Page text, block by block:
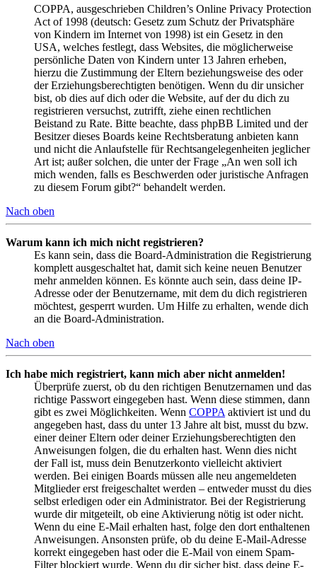
COPPA, ausgeschrieben Children’s Online Privacy Protection
Act of 1998 (deutsch: Gesetz zum Schutz der Privatsphäre
von Kindern im Internet von 1998) ist ein Gesetz in den
USA, welches festlegt, dass Websites, die möglicherweise
persönliche Daten von Kindern unter 13 Jahren erheben,
hierzu die Zustimmung der Eltern beziehungsweise des oder
der Erziehungsberechtigten benötigen. Wenn du dir unsicher
bist, ob dies auf dich oder die Website, auf der du dich zu
registrieren versuchst, zutrifft, ziehe einen rechtlichen
Beistand zu Rate. Bitte beachte, dass phpBB Limited und der
Besitzer dieses Boards keine Rechtsberatung anbieten kann
und nicht die Anlaufstelle für Rechtsangelegenheiten jeglicher
Art ist; außer solchen, die unter der Frage „An wen soll ich
mich wenden, falls es Beschwerden oder juristische Anfragen
zu diesem Forum gibt?“ behandelt werden.
Nach oben
Warum kann ich mich nicht registrieren?
Es kann sein, dass die Board-Administration die Registrierung
komplett ausgeschaltet hat, damit sich keine neuen Benutzer
mehr anmelden können. Es könnte auch sein, dass deine IP-
Adresse oder der Benutzername, mit dem du dich registrieren
möchtest, gesperrt wurden. Um Hilfe zu erhalten, wende dich
an die Board-Administration.
Nach oben
Ich habe mich registriert, kann mich aber nicht anmelden!
Überprüfe zuerst, ob du den richtigen Benutzernamen und das
richtige Passwort eingegeben hast. Wenn diese stimmen, dann
gibt es zwei Möglichkeiten. Wenn COPPA aktiviert ist und du
angegeben hast, dass du unter 13 Jahre alt bist, musst du bzw.
einer deiner Eltern oder deiner Erziehungsberechtigten den
Anweisungen folgen, die du erhalten hast. Wenn dies nicht
der Fall ist, muss dein Benutzerkonto vielleicht aktiviert
werden. Bei einigen Boards müssen alle neu angemeldeten
Mitglieder erst freigeschaltet werden – entweder musst du dies
selbst erledigen oder ein Administrator. Bei der Registrierung
wurde dir mitgeteilt, ob eine Aktivierung nötig ist oder nicht.
Wenn du eine E-Mail erhalten hast, folge den dort enthaltenen
Anweisungen. Ansonsten prüfe, ob du deine E-Mail-Adresse
korrekt eingegeben hast oder die E-Mail von einem Spam-
Filter blockiert wurde. Wenn du dir sicher bist, dass deine E-